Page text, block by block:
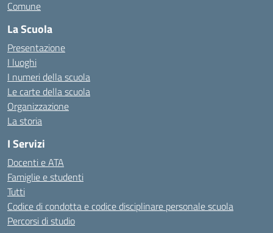
Comune
La Scuola
Presentazione
I luoghi
I numeri della scuola
Le carte della scuola
Organizzazione
La storia
I Servizi
Docenti e ATA
Famiglie e studenti
Tutti
Codice di condotta e codice disciplinare personale scuola
Percorsi di studio